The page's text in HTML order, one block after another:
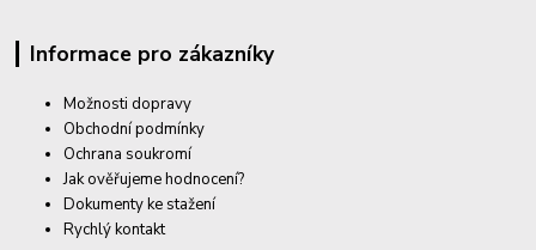
Informace pro zákazníky
Možnosti dopravy
Obchodní podmínky
Ochrana soukromí
Jak ověřujeme hodnocení?
Dokumenty ke stažení
Rychlý kontakt